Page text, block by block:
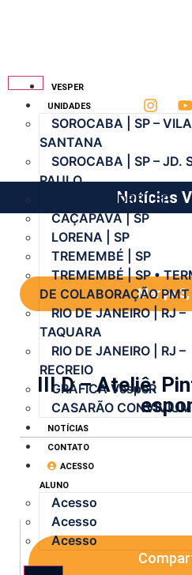
VESPER
UNIDADES
SOROCABA | SP – VILA
SANTANA
SOROCABA | SP – JD.
PAULO
SANTO ANDRÉ | SP
CAÇAPAVA | SP
LORENA | SP
TREMEMBÉ | SP
TREMEMBÉ | SP •
DE COLABORAÇÃO PMT
RIO DE JANEIRO | RJ –
TAQUARA
RIO DE JANEIRO | RJ –
RECREIO
GRÁFICA VespeR
CASARÃO CONVIVIUM
NOTÍCIAS
CONTATO
ACESSO
ALUNO
Acesso
Acesso
Acesso
Notícias
Março 3,
III D – Ateliê: